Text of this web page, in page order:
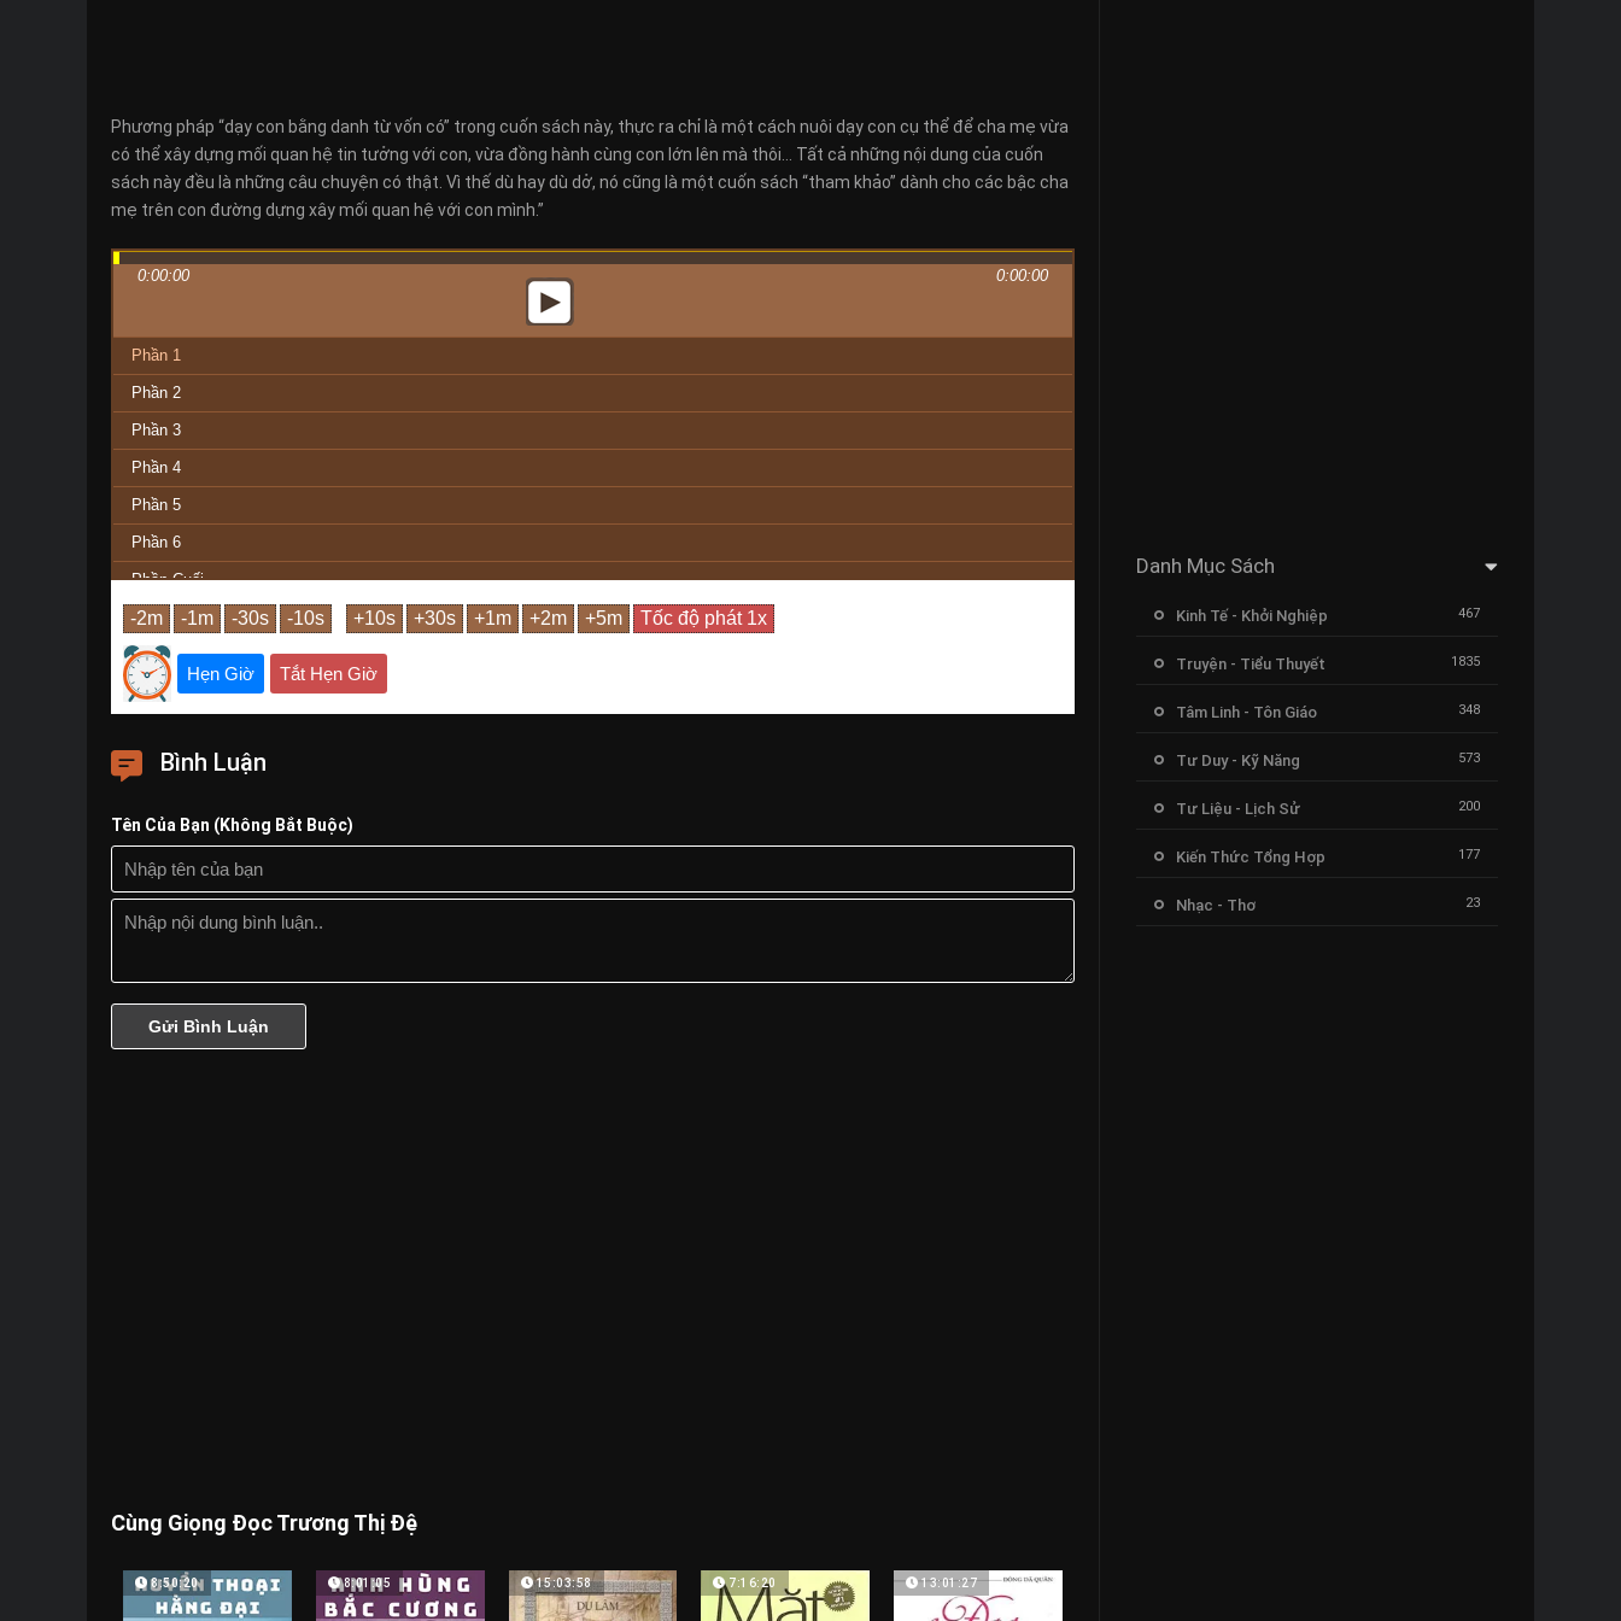
Phương pháp “dạy con bằng danh từ vốn có” trong cuốn sách này, thực ra chỉ là một cách nuôi dạy con cụ thể để cha mẹ vừa
có thể xây dựng mối quan hệ tin tưởng với con, vừa đồng hành cùng con lớn lên mà thôi… Tất cả những nội dung của cuốn
sách này đều là những câu chuyện có thật. Vì thế dù hay dù dở, nó cũng là một cuốn sách “tham khảo” dành cho các bậc cha
mẹ trên con đường dựng xây mối quan hệ với con mình.”
0:00:00 0:00:00
Phần 1
Phần 2
Phần 3
Phần 4
Phần 5
Phần 6
Phần Cuối
Hẹn Giờ Tắt Hẹn Giờ
Bình Luận
Tên Của Bạn (Không Bắt Buộc)
Cùng Giọng Đọc Trương Thị Đệ
8:50:20 8:01:05 15:03:58 7:16:20 13:01:27
Danh Mục Sách
Kinh Tế - Khởi Nghiệp 467
Truyện - Tiểu Thuyết 1835
Tâm Linh - Tôn Giáo 348
Tư Duy - Kỹ Năng 573
Tư Liệu - Lịch Sử 200
Kiến Thức Tổng Hợp 177
Nhạc - Thơ 23